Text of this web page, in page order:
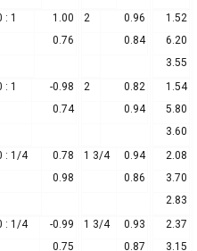
: 1
1.00
0.76
2
0.96
0.84
1.52
6.20
3.55
: 1
-0.98
0.74
2
0.82
0.94
1.54
5.80
3.60
: 1/4
0.78
0.98
1 3/4
0.94
0.86
2.08
3.70
2.83
: 1/4
-0.99
0.75
1 3/4
0.93
0.87
2.37
3.15